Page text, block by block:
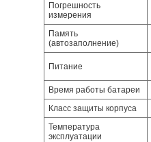
Погрешность
измерения
Память
(автозаполнение)
Питание
Время работы батареи
Класс защиты корпуса
Температура
эксплуатации